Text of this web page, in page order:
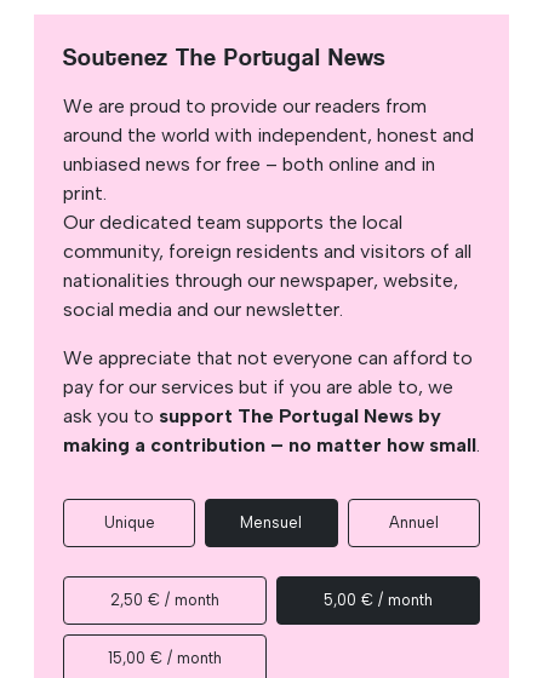
Soutenez The Portugal News
We are proud to provide our readers from
around the world with independent, honest and
unbiased news for free – both online and in
print.
Our dedicated team supports the local
community, foreign residents and visitors of all
nationalities through our newspaper, website,
social media and our newsletter.
We appreciate that not everyone can afford to
pay for our services but if you are able to, we
ask you to support The Portugal News by
making a contribution – no matter how small.
Unique Mensuel Annuel
2,50 € / month 5,00 € / month
15,00 € / month